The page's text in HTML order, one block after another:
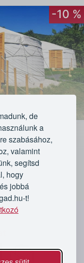
de
a
szabásához,
valamint
segítsd
hogy
jobbá
t!
-10 %
jurtában